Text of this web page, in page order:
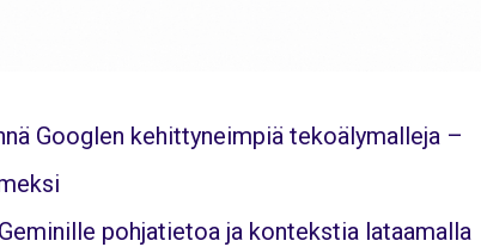
Googlen kehittyneimpiä tekoälymalleja –
pohjatietoa ja kontekstia lataamalla